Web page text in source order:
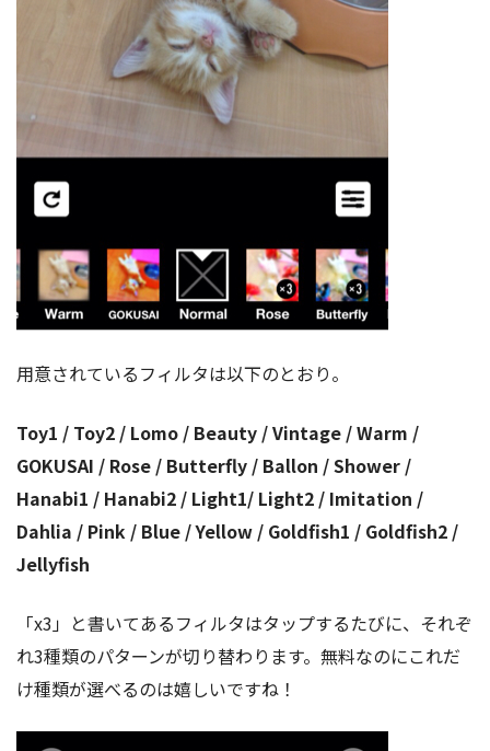
用意されているフィルタは以下のとおり。
Toy1 / Toy2 / Lomo / Beauty / Vintage / Warm /
GOKUSAI / Rose / Butterfly / Ballon / Shower /
Hanabi1 / Hanabi2 / Light1/ Light2 / Imitation /
Dahlia / Pink / Blue / Yellow / Goldfish1 / Goldfish2 /
Jellyfish
「x3」と書いてあるフィルタはタップするたびに、それぞ
れ3種類のパターンが切り替わります。無料なのにこれだ
け種類が選べるのは嬉しいですね！